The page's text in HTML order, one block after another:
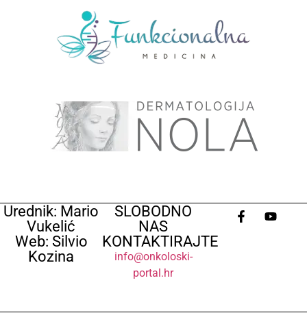
Urednik: Mario
Vukelić
Web: Silvio
Kozina
SLOBODNO
NAS
KONTAKTIRAJTE
info@onkoloski-
portal.hr